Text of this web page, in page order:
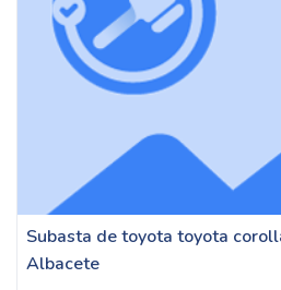
Subasta de toyota toyota
Albacete